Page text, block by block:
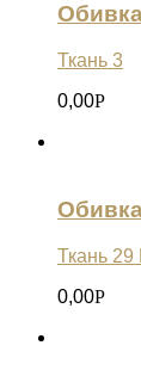
Ткань 3
0,00Р
Ткань 29
0,00Р